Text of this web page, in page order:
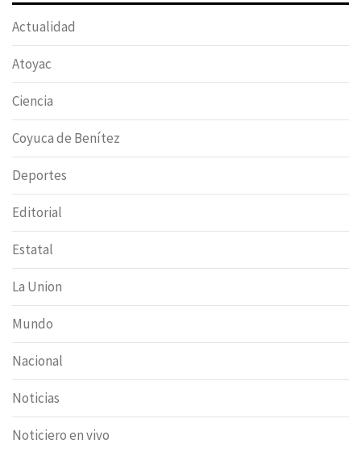
Actualidad
Atoyac
Ciencia
Coyuca de Benítez
Deportes
Editorial
Estatal
La Union
Mundo
Nacional
Noticias
Noticiero en vivo